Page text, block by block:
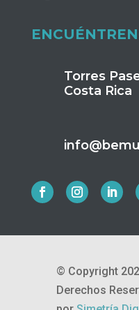
Torres
Costa Rica
© Copyright
Derechos